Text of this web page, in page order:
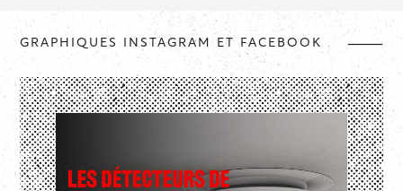
GRAPHIQUES INSTAGRAM ET FACEBOOK